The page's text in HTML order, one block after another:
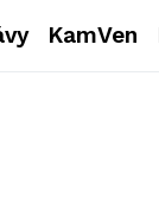
KamVen